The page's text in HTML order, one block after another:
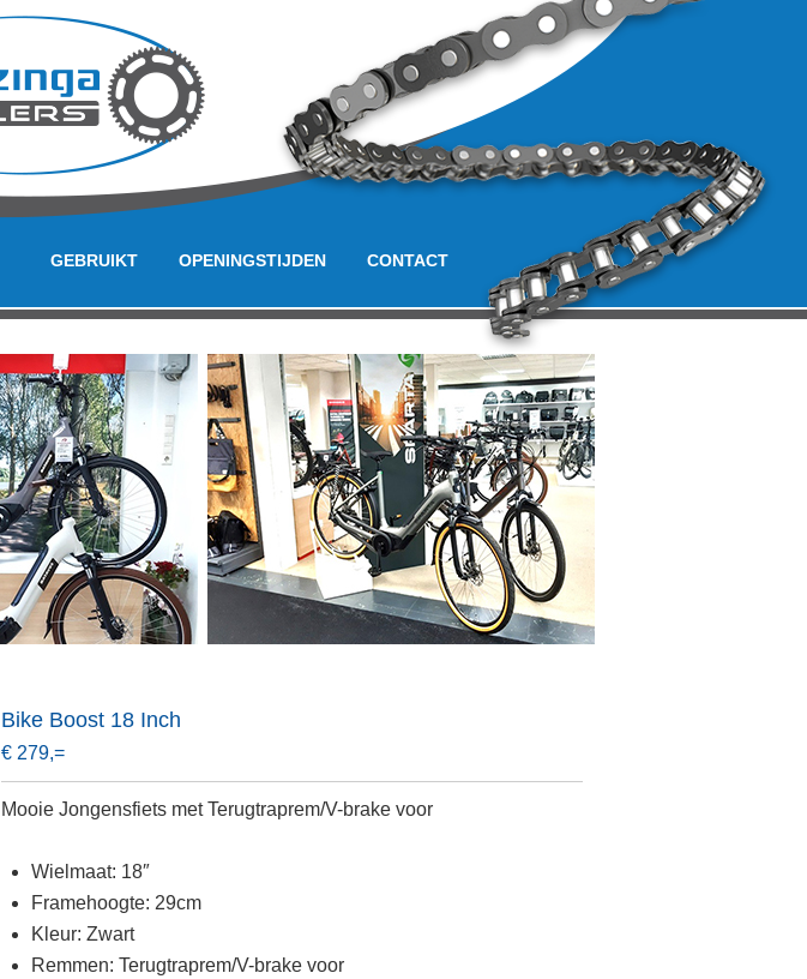
GEBRUIKT OPENINGSTIJDEN CONTACT
Bike Boost 18 Inch
€ 279,=
Mooie Jongensfiets met Terugtraprem/V-brake voor
Wielmaat: 18″
Framehoogte: 29cm
Kleur: Zwart
Remmen: Terugtraprem/V-brake voor